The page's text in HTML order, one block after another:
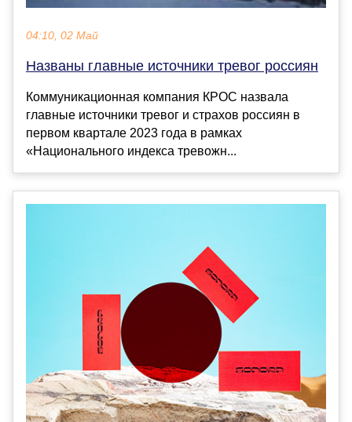
04:10, 02 Май
Названы главные источники тревог россиян
Коммуникационная компания КРОС назвала
главные источники тревог и страхов россиян в
первом квартале 2023 года в рамках
«Национального индекса тревожн...